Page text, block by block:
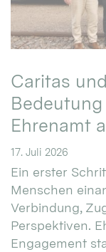
Caritas
Ehrenamt
17. Juli 2026
Ein erster
Menschen
Verbindung,
Perspektiven.
Engagement